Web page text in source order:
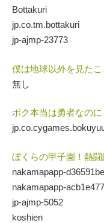
Bottakuri
jp.co.tm.bottakuri
jp-ajmp-23773
僕は地球以外を見た
無し
ボク本当は勇者なのに
ぼくらの甲子園！熱闘
nakamapapp-
nakamapapp-
jp-ajmp-5052
koshien